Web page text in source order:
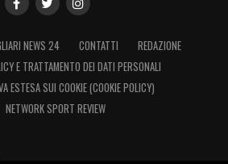
NEWS 24 CONTATTI
REDAZIONE
E TRATTAMENTO DEI DATI PERSONALI
ESTESA SUI COOKIE (COOKIE POLICY)
NETWORK SPORT REVIEW